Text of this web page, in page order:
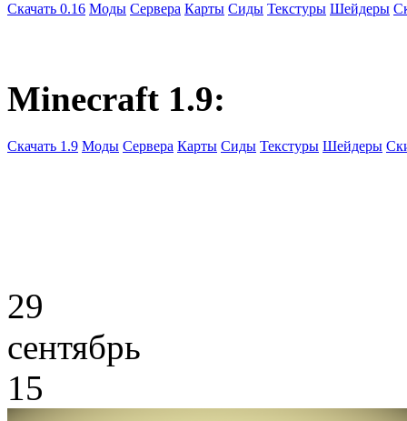
Скачать 0.16 Моды Сервера Карты Сиды Текстуры Шейдеры
Minecraft 1.9:
Скачать 1.9 Моды Сервера Карты Сиды Текстуры Шейдеры
29
сентябрь
15